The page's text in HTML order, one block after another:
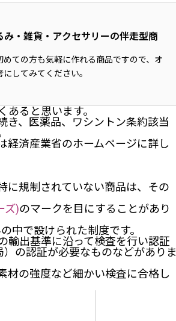
・雑貨・アクセサリーの伴走型商
ての方も気軽に作れる商品ですので、オ
してみてください。
ると思います。
き、医薬品、ワシントン条約該当
経済産業省のホームページに詳し
に規制されていない商品は、その
ズ)のマークを目にすることがあり
中で設けられた制度です。
輸出基準に沿って検査を行い認証
の認証が必要なものなどがありま
材の強度など細かい検査に合格し